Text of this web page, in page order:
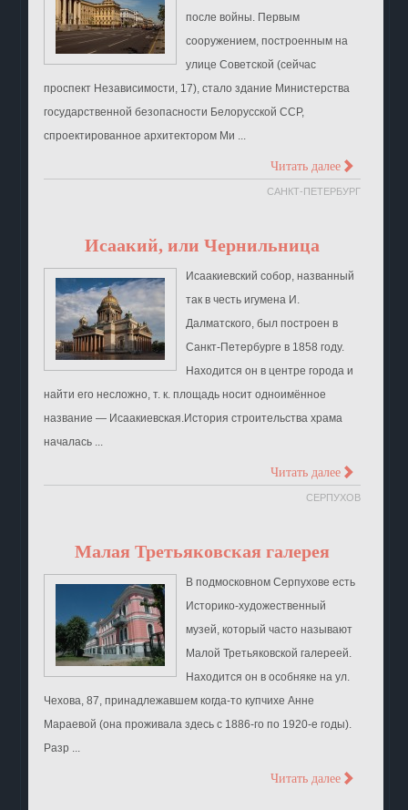
после войны. Первым
сооружением, построенным на
улице Советской (сейчас
проспект Независимости, 17), стало здание Министерства
государственной безопасности Белорусской ССР,
спроектированное архитектором Ми ...
Читать далее >
САНКТ-ПЕТЕРБУРГ
Исаакий, или Чернильница
Исаакиевский собор, названный
так в честь игумена И.
Далматского, был построен в
Санкт-Петербурге в 1858 году.
Находится он в центре города и
найти его несложно, т. к. площадь носит одноимённое
название — Исаакиевская.История строительства храма
началась ...
Читать далее >
СЕРПУХОВ
Малая Третьяковская галерея
В подмосковном Серпухове есть
Историко-художественный
музей, который часто называют
Малой Третьяковской галереей.
Находится он в особняке на ул.
Чехова, 87, принадлежавшем когда-то купчихе Анне
Мараевой (она проживала здесь с 1886-го по 1920-е годы).
Разр ...
Читать далее >